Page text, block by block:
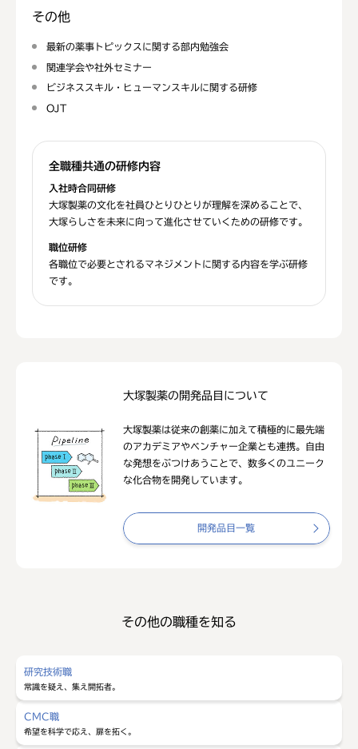
その他
最新の薬事トピックスに関する部内勉強会
関連学会や社外セミナー
ビジネススキル・ヒューマンスキルに関する研修
OJT
全職種共通の研修内容
入社時合同研修
大塚製薬の文化を社員ひとりひとりが理解を深めることで、
大塚らしさを未来に向って進化させていくための研修です。
職位研修
各職位で必要とされるマネジメントに関する内容を学ぶ研修
です。
大塚製薬の開発品目について
大塚製薬は従来の創薬に加えて積極的に最先端
のアカデミアやベンチャー企業とも連携。自由
な発想をぶつけあうことで、数多くのユニーク
な化合物を開発しています。
開発品目一覧
その他の職種を知る
研究技術職
常識を疑え、集え開拓者。
CMC職
希望を科学で応え、扉を拓く。